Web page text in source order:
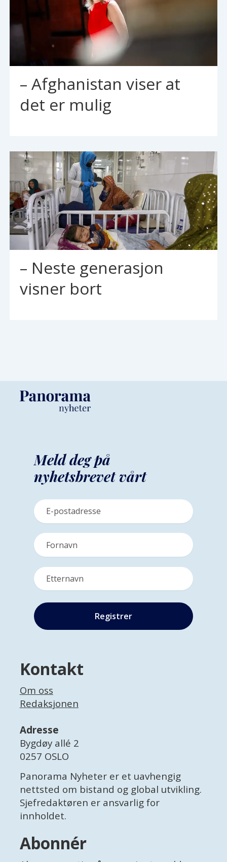
– Afghanistan viser at
det er mulig
– Neste generasjon
visner bort
Meld deg på
nyhetsbrevet vårt
Kontakt
Om oss
Redaksjonen
Adresse
Bygdøy allé 2
0257 OSLO
Panorama Nyheter er et uavhengig
nettsted om bistand og global utvikling.
Sjefredaktøren er ansvarlig for
innholdet.
Abonnér